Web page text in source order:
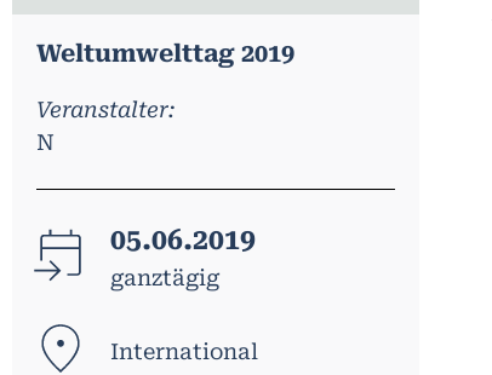
Weltumwelttag 2019
Veranstalter:
N
05.06.2019
ganztägig
International